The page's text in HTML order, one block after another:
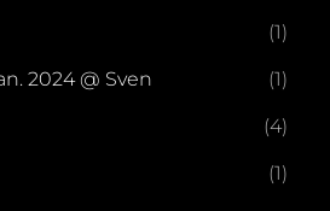
(1)
2024 @ Sven (1)
(4)
(1)